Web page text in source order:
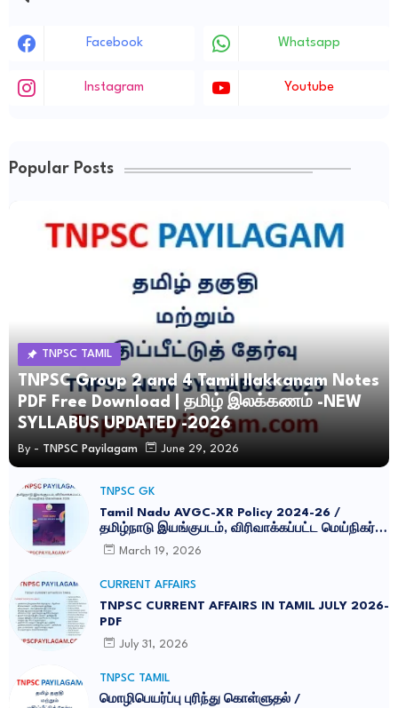
Facebook Whatsapp
Instagram Youtube
Popular Posts
TNPSC TAMIL
TNPSC Group 2 and 4 Tamil Ilakkanam Notes
PDF Free Download | தமிழ் இலக்கணம் -NEW
SYLLABUS UPDATED -2026
By - TNPSC Payilagam June 29, 2026
TNPSC GK
Tamil Nadu AVGC-XR Policy 2024-26 /
தமிழ்நாடு இயங்குபடம், விரிவாக்கப்பட்ட மெய்நிகர்
கொள்கை 2026
March 19, 2026
CURRENT AFFAIRS
TNPSC CURRENT AFFAIRS IN TAMIL JULY 2026-
PDF
July 31, 2026
TNPSC TAMIL
மொழிபெயர்ப்பு புரிந்து கொள்ளுதல் /